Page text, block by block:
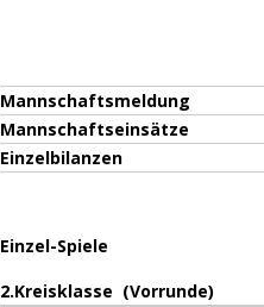
Mannschaftsmeldung
Mannschaftseinsätze
Einzelbilanzen
Einzel-Spiele
2.Kreisklasse (Vorrunde)